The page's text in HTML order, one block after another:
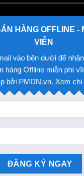
HÀNG OFFLINE -
VIỄN
vào bên dưới để
hàng Offline miễn phí
bởi PMDN.vn. Xem chi